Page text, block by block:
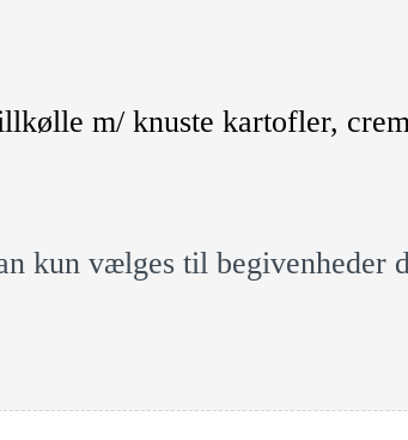
m/ knuste kartofler,
kun vælges til begivenheder